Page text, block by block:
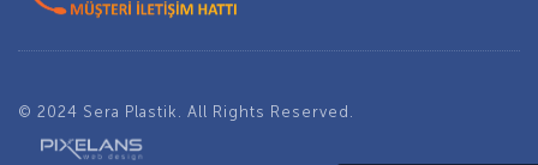
© 2024 Sera Plastik. All Rights Reserved.